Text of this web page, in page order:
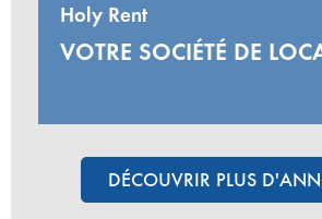
Holy Rent
VOTRE SOCIÉTÉ DE
DÉCOUVRIR PLUS